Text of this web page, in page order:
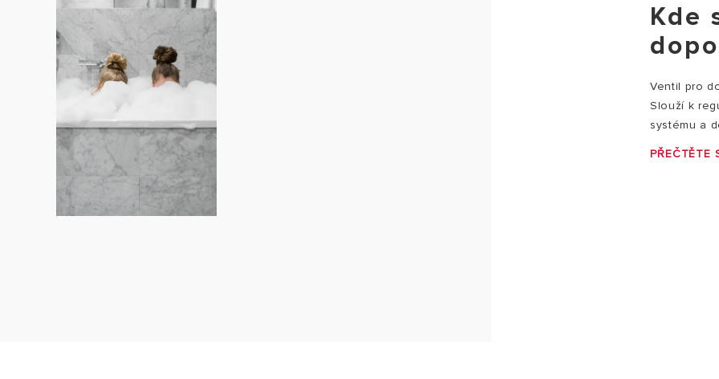
Kde
Ventil pro
Slouží k
systému a
PŘEČTĚTE